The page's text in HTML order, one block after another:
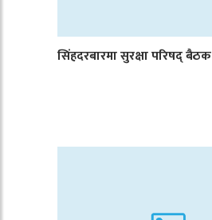
सिंहदरबारमा सुरक्षा परिषद् बैठक